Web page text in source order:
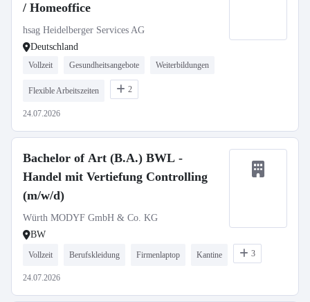
/ Homeoffice
hsag Heidelberger Services AG
Deutschland
Vollzeit Gesundheitsangebote Weiterbildungen
Flexible Arbeitszeiten 2
24.07.2026
Bachelor of Art (B.A.) BWL -
Handel mit Vertiefung Controlling
(m/w/d)
Würth MODYF GmbH & Co. KG
BW
Vollzeit Berufskleidung Firmenlaptop Kantine 3
24.07.2026